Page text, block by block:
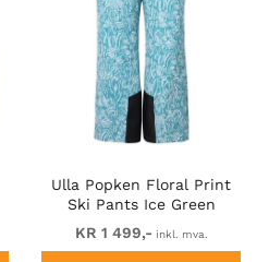
Ulla Popken Floral Print
Ski Pants Ice Green
KR 1 499,- inkl. mva.